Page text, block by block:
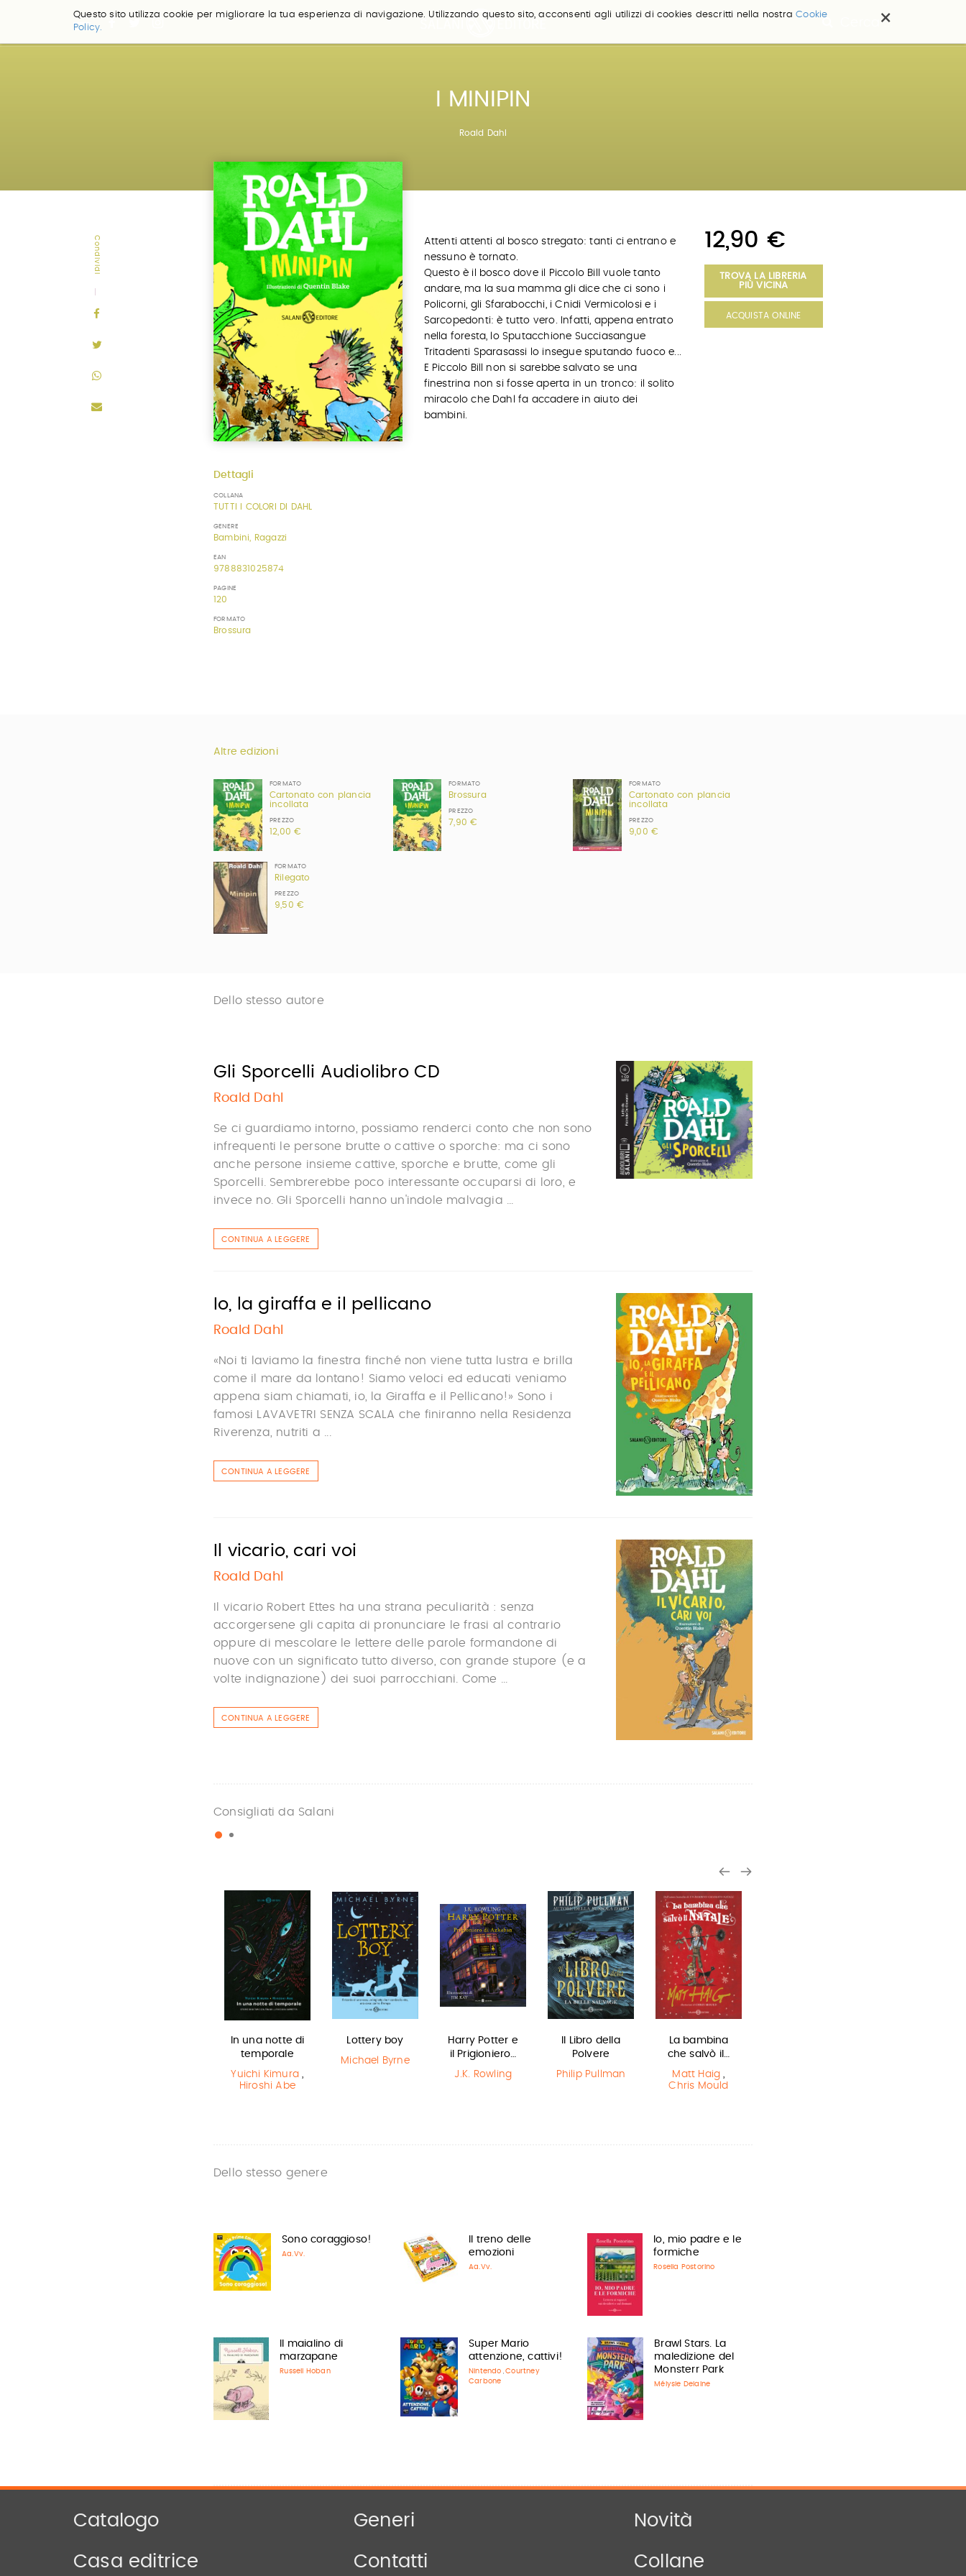
×
Questo sito utilizza cookie per migliorare la tua esperienza di navigazione. Utilizzando questo sito, acconsenti agli utilizzi di cookies descritti nella nostraCookie
Policy.
Cerca ...
I MINIPIN
Roald Dahl
Condividi
Dettagli
COLLANA
TUTTI I COLORI DI DAHL
GENERE
Bambini, Ragazzi
EAN
9788831025874
PAGINE
120
FORMATO
Brossura
Attenti attenti al bosco stregato: tanti ci entrano e
nessuno è tornato.
Questo è il bosco dove il Piccolo Bill vuole tanto
andare, ma la sua mamma gli dice che ci sono i
Policorni, gli Sfarabocchi, i Cnidi Vermicolosi e i
Sarcopedonti: è tutto vero. Infatti, appena entrato
nella foresta, lo Sputacchione Succiasangue
Tritadenti Sparasassi lo insegue sputando fuoco e...
E Piccolo Bill non si sarebbe salvato se una
finestrina non si fosse aperta in un tronco: il solito
miracolo che Dahl fa accadere in aiuto dei
bambini.
12,90 €
TROVA LA LIBRERIA
PIÙ VICINA
ACQUISTA ONLINE
Altre edizioni
FORMATO
Cartonato con plancia
incollata
PREZZO
12,00 €
FORMATO
Brossura
PREZZO
7,90 €
FORMATO
Cartonato con plancia
incollata
PREZZO
9,00 €
FORMATO
Rilegato
PREZZO
9,50 €
Dello stesso autore
Gli Sporcelli Audiolibro CD
Roald Dahl
Se ci guardiamo intorno, possiamo renderci conto che non sono
infrequenti le persone brutte o cattive o sporche: ma ci sono
anche persone insieme cattive, sporche e brutte, come gli
Sporcelli. Sembrerebbe poco interessante occuparsi di loro, e
invece no. Gli Sporcelli hanno un'indole malvagia ...
CONTINUA A LEGGERE
Io, la giraffa e il pellicano
Roald Dahl
«Noi ti laviamo la finestra finché non viene tutta lustra e brilla
come il mare da lontano! Siamo veloci ed educati veniamo
appena siam chiamati, io, la Giraffa e il Pellicano!» Sono i
famosi LAVAVETRI SENZA SCALA che finiranno nella Residenza
Riverenza, nutriti a ...
CONTINUA A LEGGERE
Il vicario, cari voi
Roald Dahl
Il vicario Robert Ettes ha una strana peculiarità : senza
accorgersene gli capita di pronunciare le frasi al contrario
oppure di mescolare le lettere delle parole formandone di
nuove con un significato tutto diverso, con grande stupore (e a
volte indignazione) dei suoi parrocchiani. Come ...
CONTINUA A LEGGERE
Consigliati da Salani
In una notte di
temporale
Yuichi Kimura
Hiroshi Abe
Lottery boy
Michael Byrne
Harry Potter e
il Prigioniero…
J.K. Rowling
Il Libro della
Polvere
Philip Pullman
La bambina
che salvò il…
Matt Haig
Chris Mould
Dello stesso genere
Sono coraggioso!
Aa.Vv.
Il treno delle
emozioni
Aa.Vv.
Io, mio padre e le
formiche
Rosella Postorino
Il maialino di
marzapane
Russell Hoban
Super Mario
attenzione, cattivi!
Nintendo ,Courtney
Carbone
Brawl Stars. La
maledizione del
Monsterr Park
Mélysie Delaine
Catalogo Generi Novità
Casa editrice Contatti Collane